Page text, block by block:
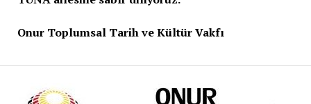
Onur Toplumsal Tarih ve Kültür Vakfı